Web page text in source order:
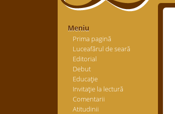
Meniu
Prima pagină
Luceafărul de seară
Editorial
Debut
Educaţie
Invitaţie la lectură
Comentarii
Atitudinii